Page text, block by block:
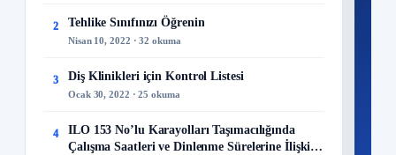
2 Tehlike Sınıfınızı Öğrenin
Nisan 10, 2022 · 32 okuma
3 Diş Klinikleri için Kontrol Listesi
Ocak 30, 2022 · 25 okuma
4
ILO 153 No’lu Karayolları Taşımacılığında
Çalışma Saatleri ve Dinlenme Sürelerine İlişkin